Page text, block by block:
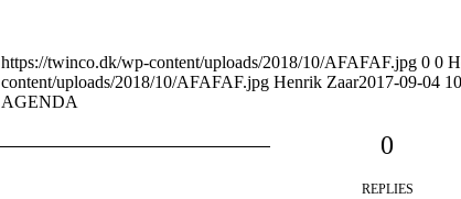
https://twinco.dk/wp-content/uploads/2018/10/AFAFAF.jpg 0 0
content/uploads/2018/10/AFAFAF.jpg Henrik Zaar2017-09-04
AGENDA
0
REPLIES